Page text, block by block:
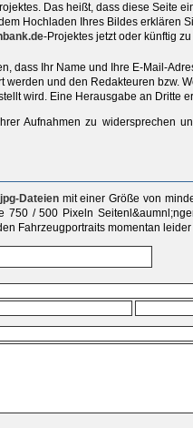
Das heißt, dass diese Seite
Hochladen Ihres Bildes erklären
-Projektes jetzt oder künftig
dass Ihr Name und Ihre E-Mail-
und den Redakteuren bzw.
wird. Eine Herausgabe an Dritte
Aufnahmen zu widersprechen
jpg-Dateienmit einer Größe von
750 / 500 Pixeln
Fahrzeugportraits momentan